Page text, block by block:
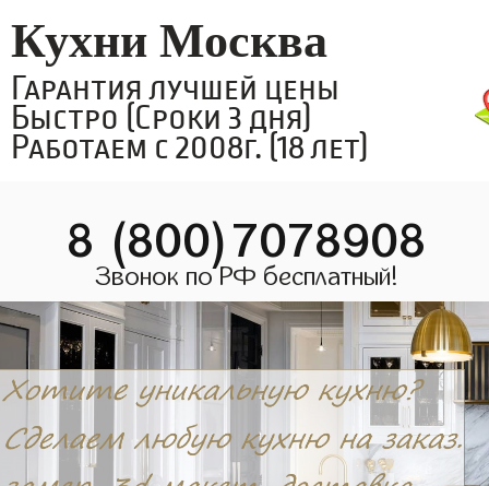
Кухни Москва
Гарантия лучшей цены
Быстро (Сроки 3 дня)
Работаем с 2008г. (18 лет)
8 (800)7078908
Звонок по РФ бесплатный!